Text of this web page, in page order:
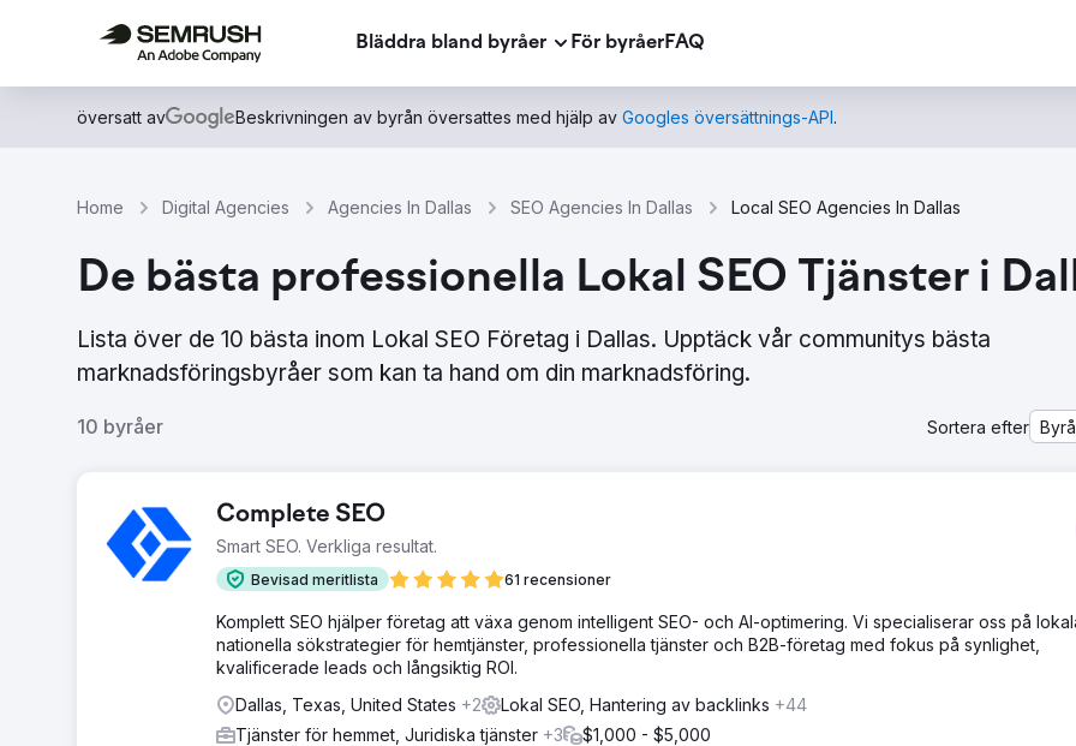
Bläddra bland byråer För byråerFAQ
översatt av Beskrivningen av byrån översattes med hjälp av Googles översättnings-API.
Home Digital Agencies Agencies In Dallas SEO Agencies In Dallas Local SEO Agencies In Dallas
De bästa professionella Lokal SEO Tjänster i
Lista över de 10 bästa inom Lokal SEO Företag i Dallas. Upptäck vår communitys bästa
marknadsföringsbyråer som kan ta hand om din marknadsföring.
10 byråer Sortera efter
Complete SEO
Smart SEO. Verkliga resultat.
Bevisad meritlista 61 recensioner
Komplett SEO hjälper företag att växa genom intelligent SEO- och AI-optimering. Vi specialiserar oss på
nationella sökstrategier för hemtjänster, professionella tjänster och B2B-företag med fokus på synlighet,
kvalificerade leads och långsiktig ROI.
Dallas, Texas, United States +2 Lokal SEO, Hantering av backlinks +44
Tjänster för hemmet, Juridiska tjänster +3 $1,000 - $5,000